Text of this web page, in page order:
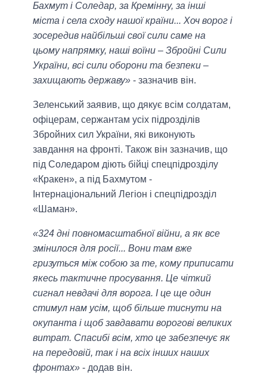
Бахмут і Соледар, за Кремінну, за інші
міста і села сходу нашої країни... Хоч ворог і
зосередив найбільші свої сили саме на
цьому напрямку, наші воїни – Збройні Сили
України, всі сили оборони та безпеки –
захищають державу» - зазначив він.
Зеленський заявив, що дякує всім солдатам,
офіцерам, сержантам усіх підрозділів
Збройних сил України, які виконують
завдання на фронті. Також він зазначив, що
під Соледаром діють бійці спецпідрозділу
«Кракен», а під Бахмутом -
Інтернаціональний Легіон і спецпідрозділ
«Шаман».
«324 дні повномасштабної війни, а як все
змінилося для росії... Вони там вже
гризуться між собою за те, кому приписати
якесь тактичне просування. Це чіткий
сигнал невдачі для ворога. І це ще один
стимул нам усім, щоб більше тиснути на
окупанта і щоб завдавати ворогові великих
витрат. Спасибі всім, хто це забезпечує як
на передовій, так і на всіх інших наших
фронтах» - додав він.